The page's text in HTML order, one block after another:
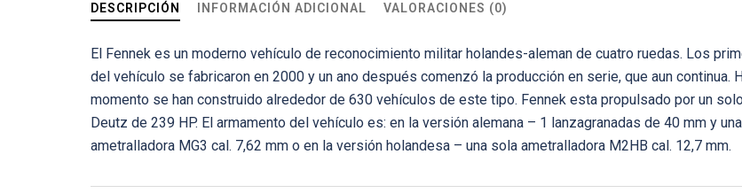
DESCRIPCIÓN INFORMACIÓN ADICIONAL VALORACIONES (0)
El Fennek es un moderno vehículo de reconocimiento militar holandes-aleman de cuatro ruedas. Los
del vehículo se fabricaron en 2000 y un ano después comenzó la producción en serie, que aun continua.
momento se han construido alrededor de 630 vehículos de este tipo. Fennek esta propulsado por un
Deutz de 239 HP. El armamento del vehículo es: en la versión alemana – 1 lanzagranadas de 40 mm y
ametralladora MG3 cal. 7,62 mm o en la versión holandesa – una sola ametralladora M2HB cal. 12,7 mm.